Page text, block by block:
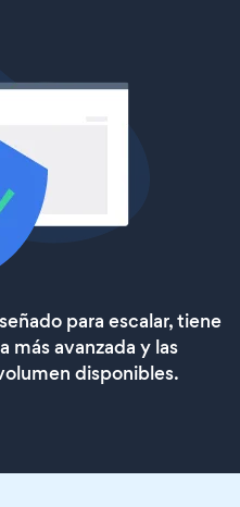
para escalar, tiene
más avanzada y las
disponibles.